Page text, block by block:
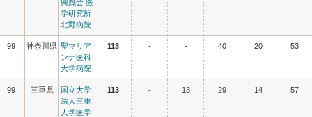
興風会 医
学研究所
北野病院
99 神奈川県 聖マリア
ンナ医科
大学病院
113 - - 40 20 53
99 三重県
国立大学
法人三重
大学医学
113 - 13 29 14 57